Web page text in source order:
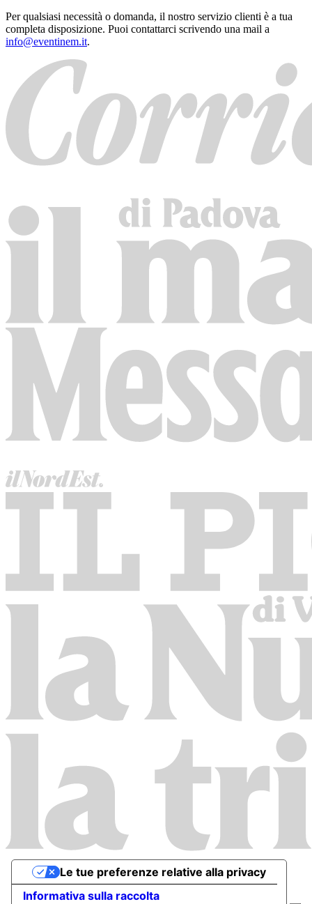
Per qualsiasi necessità o domanda, il nostro servizio clienti è a tua
completa disposizione. Puoi contattarci scrivendo una mail a
info@eventinem.it.
Informativa sulla raccolta
Le tue preferenze relative alla privacy